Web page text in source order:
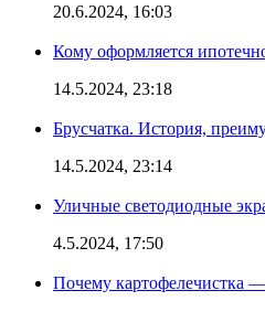
20.6.2024, 16:03
Кому оформляется
14.5.2024, 23:18
Брусчатка. История,
14.5.2024, 23:14
Уличные светодиодные
4.5.2024, 17:50
Почему картофелечистка